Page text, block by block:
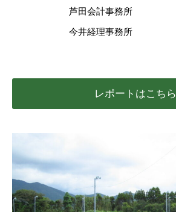
芦田会計事務所
今井経理事務所
レポートはこちら